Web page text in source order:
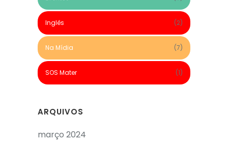
Inglês (2)
Na Mídia (7)
SOS Mater (1)
ARQUIVOS
março 2024